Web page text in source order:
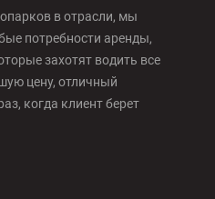
в отрасли, мы
потребности аренды,
захотят водить все
цену, отличный
когда клиент берет